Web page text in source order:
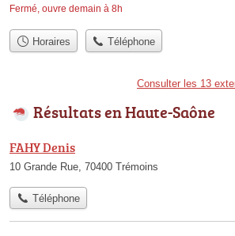
Fermé, ouvre demain à 8h
Horaires Téléphone
Consulter les 13
Résultats en Haute-Saône
FAHY Denis
10 Grande Rue, 70400 Trémoins
Téléphone